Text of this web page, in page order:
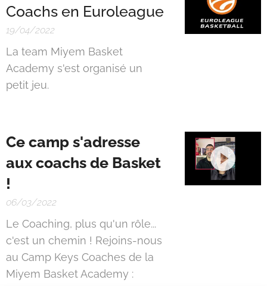
Coachs en Euroleague
19/04/2022
La team Miyem Basket
Academy s'est organisé un
petit jeu. 😋
Ce camp s'adresse
aux coachs de Basket
!
06/03/2022
Le Coaching, plus qu'un rôle...
c'est un chemin ! Rejoins-nous
au Camp Keys Coaches de la
Miyem Basket Academy :